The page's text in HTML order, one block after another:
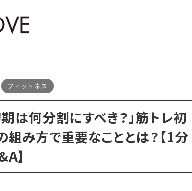
フィットネス
は何分割にすべき？」筋トレ初
み方で重要なこととは？【1分
】